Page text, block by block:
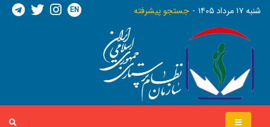
شنبه ١٧ مرداد ١٤٠٥ جستجو پیشرفته EN